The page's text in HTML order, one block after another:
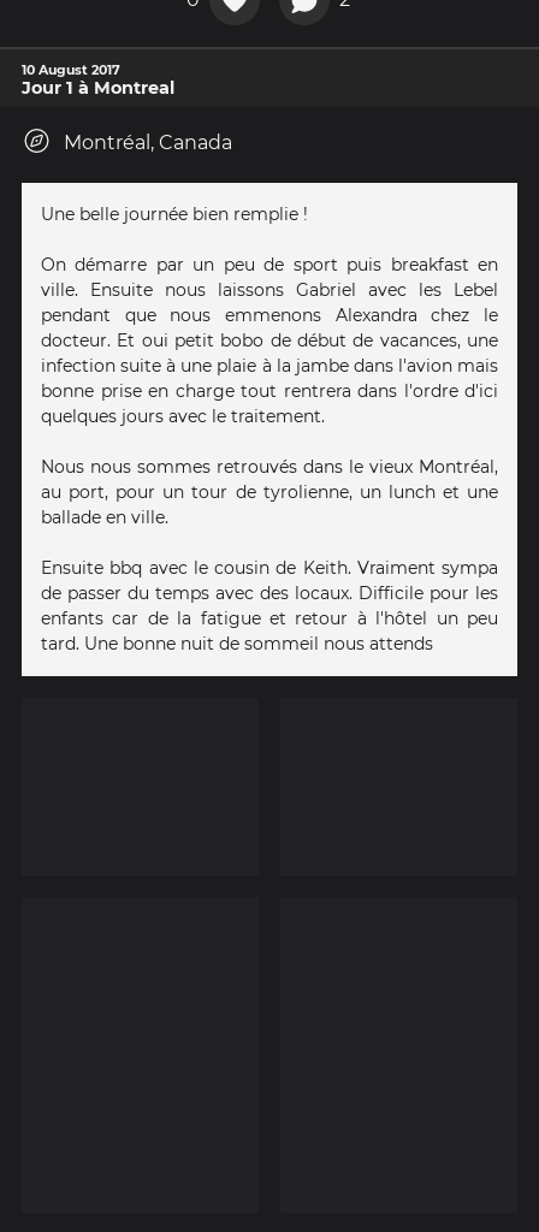
10 August 2017
Jour 1 à Montreal
Montréal, Canada
Une belle journée bien remplie !
On démarre par un peu de sport puis breakfast en
ville. Ensuite nous laissons Gabriel avec les Lebel
pendant que nous emmenons Alexandra chez le
docteur. Et oui petit bobo de début de vacances, une
infection suite à une plaie à la jambe dans l'avion mais
bonne prise en charge tout rentrera dans l'ordre d'ici
quelques jours avec le traitement.
Nous nous sommes retrouvés dans le vieux Montréal,
au port, pour un tour de tyrolienne, un lunch et une
ballade en ville.
Ensuite bbq avec le cousin de Keith. Vraiment sympa
de passer du temps avec des locaux. Difficile pour les
enfants car de la fatigue et retour à l'hôtel un peu
tard. Une bonne nuit de sommeil nous attends